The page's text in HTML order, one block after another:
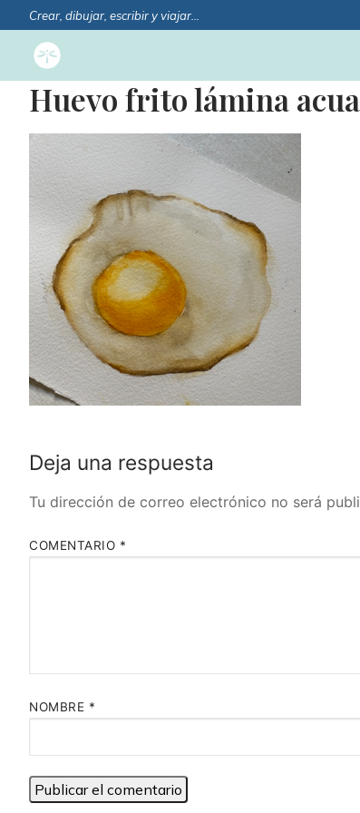
Crear, dibujar, escribir y viajar…
Huevo frito lámina
Deja una respuesta
Tu dirección de correo electrónico no será
COMENTARIO *
NOMBRE *